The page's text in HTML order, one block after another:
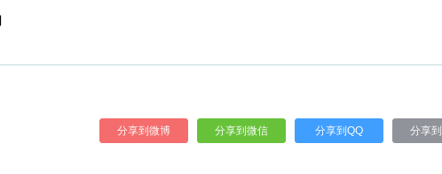
分享到微博 分享到微信 分享到QQ 分享